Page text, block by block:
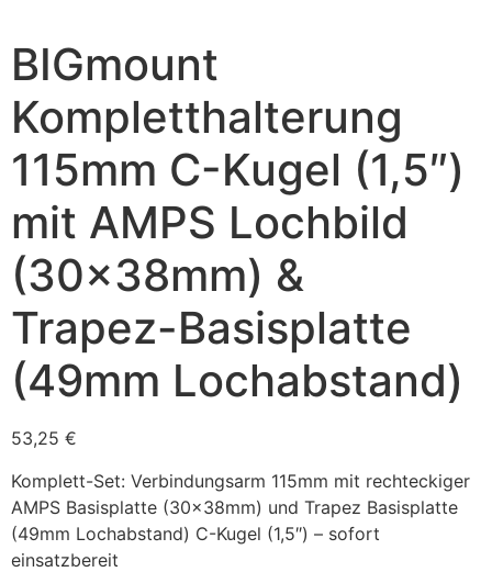
BIGmount
Kompletthalterung
115mm C-Kugel (1,5″)
mit AMPS Lochbild
(30x38mm) &
Trapez-Basisplatte
(49mm Lochabstand)
53,25 €
Komplett-Set: Verbindungsarm 115mm mit rechteckiger
AMPS Basisplatte (30x38mm) und Trapez Basisplatte
(49mm Lochabstand) C-Kugel (1,5″) – sofort
einsatzbereit